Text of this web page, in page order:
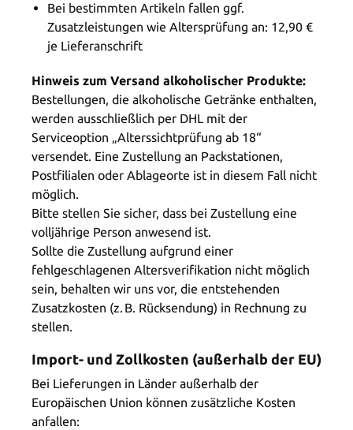
Bei bestimmten Artikeln fallen ggf.
Zusatzleistungen wie Altersprüfung an: 12,90 €
je Lieferanschrift
Hinweis zum Versand alkoholischer Produkte:
Bestellungen, die alkoholische Getränke enthalten,
werden ausschließlich per DHL mit der
Serviceoption „Alterssichtprüfung ab 18“
versendet. Eine Zustellung an Packstationen,
Postfilialen oder Ablageorte ist in diesem Fall nicht
möglich.
Bitte stellen Sie sicher, dass bei Zustellung eine
volljährige Person anwesend ist.
Sollte die Zustellung aufgrund einer
fehlgeschlagenen Altersverifikation nicht möglich
sein, behalten wir uns vor, die entstehenden
Zusatzkosten (z. B. Rücksendung) in Rechnung zu
stellen.
Import- und Zollkosten (außerhalb der EU)
Bei Lieferungen in Länder außerhalb der
Europäischen Union können zusätzliche Kosten
anfallen: